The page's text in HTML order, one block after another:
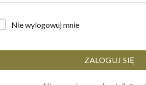
Nie wylogowuj mnie
ZALOGUJ SIĘ